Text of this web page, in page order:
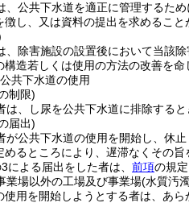
、公共下水道を適正に管理するた
徴し、又は資料の提出を求めること
、除害施設の設置後において当該
構造若しくは使用の方法の改善を
公共下水道の使用
制限)
は、し尿を公共下水道に排除する
届出)
が公共下水道の使用を開始し、休
めるところにより、遅滞なくその旨
による届出をした者は、 前項の規
業場以外の工場及び事業場(水質汚
使用を開始しようとする者は、あ